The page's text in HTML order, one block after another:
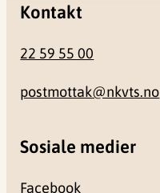
Kontakt
22 59 55 00
postmottak@nkvts.no
Sosiale medier
Facebook